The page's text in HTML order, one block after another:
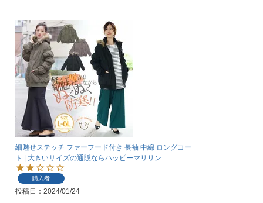
細魅せステッチ ファーフード付き 長袖 中綿 ロングコー
ト | 大きいサイズの通販ならハッピーマリリン
購入者
投稿日 2024/01/24